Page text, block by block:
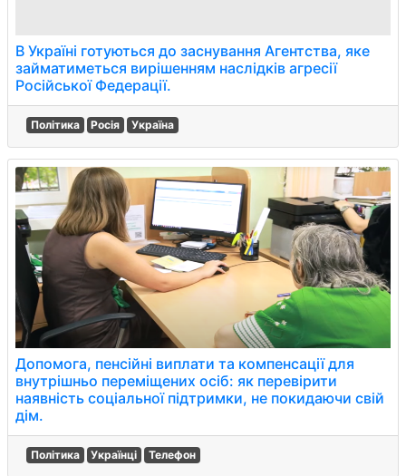
В Україні готуються до заснування Агентства, яке
займатиметься вирішенням наслідків агресії
Російської Федерації.
Політика Росія Україна
Допомога, пенсійні виплати та компенсації для
внутрішньо переміщених осіб: як перевірити
наявність соціальної підтримки, не покидаючи свій
дім.
Політика Українці Телефон